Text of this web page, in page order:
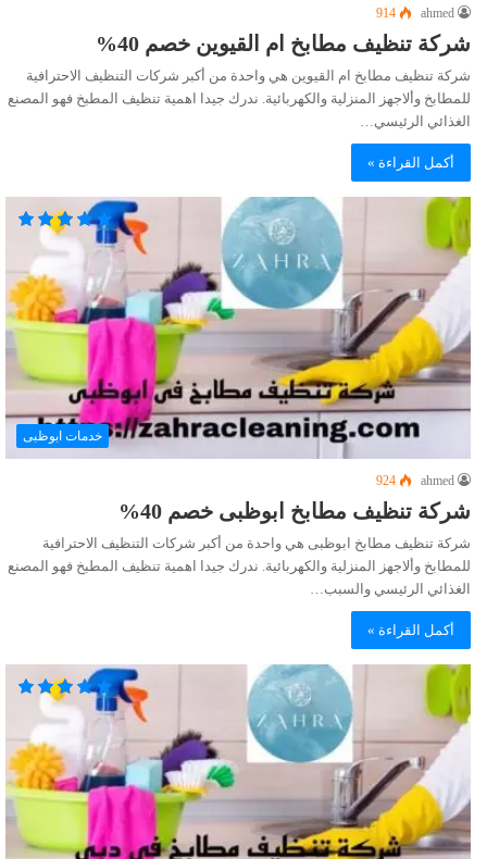
ahmed
914
شركة تنظيف مطابخ ام القيوين خصم 40%
شركة تنظيف مطابخ ام القيوين هي واحدة من أكبر شركات التنظيف الاحترافية
للمطابخ وألاجهز المنزلية والكهربائية. ندرك جيدا اهمية تنظيف المطبخ فهو المصنع
الغذائي الرئيسي…
أكمل القراءة »
خدمات ابوظبى
ahmed
924
شركة تنظيف مطابخ ابوظبى خصم 40%
شركة تنظيف مطابخ ابوظبى هي واحدة من أكبر شركات التنظيف الاحترافية
للمطابخ وألاجهز المنزلية والكهربائية. ندرك جيدا اهمية تنظيف المطبخ فهو المصنع
الغذائي الرئيسي والسبب…
أكمل القراءة »